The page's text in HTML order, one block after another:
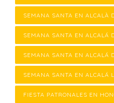
SEMANA SANTA EN ALCALÀ
SEMANA SANTA EN ALCALÁ
SEMANA SANTA EN ALCALÁ
SEMANA SANTA EN ALCALÁ
FIESTA PATRONALES EN